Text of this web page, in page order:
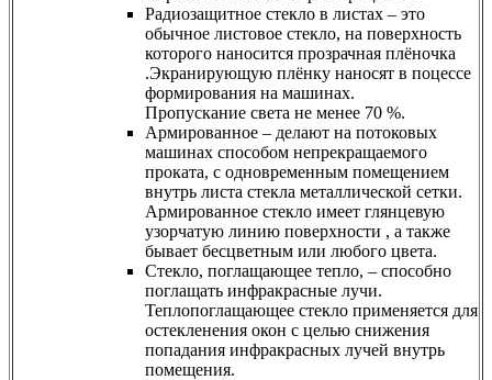
Радиозащитное стекло в листах – это
обычное листовое стекло, на поверхность
которого наносится прозрачная плёночка
.Экранирующую плёнку наносят в поцессе
формирования на машинах.
Пропускание света не менее 70 %.
Армированное – делают на потоковых
машинах способом непрекращаемого
проката, с одновременным помещением
внутрь листа стекла металлической сетки.
Армированное стекло имеет глянцевую
узорчатую линию поверхности , а также
бывает бесцветным или любого цвета.
Стекло, поглащающее тепло, – способно
поглащать инфракрасные лучи.
Теплопоглащающее стекло применяется для
остекленения окон с целью снижения
попадания инфракрасных лучей внутрь
помещения.